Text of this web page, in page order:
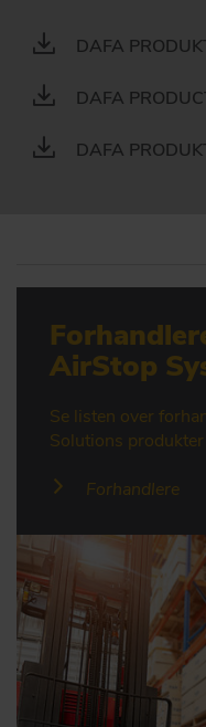
DAFA
DAFA
DAFA
AirStop
Se listen over
Solutions
Forhandlere